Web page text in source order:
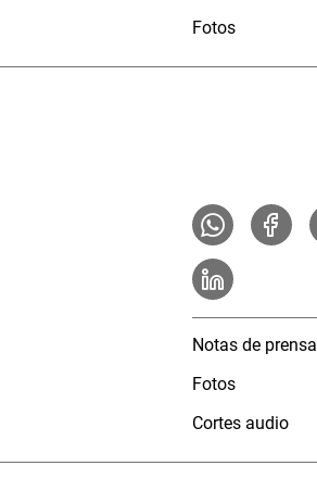
Fotos
Notas de prensa
Fotos
Cortes audio